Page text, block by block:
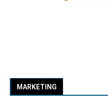
MARKETING